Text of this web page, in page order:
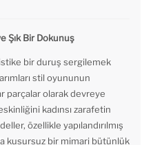
Şık Bir Dokunuş
bir duruş sergilemek
stil oyununun
parçalar olarak devreye
kadınsı zarafetin
özellikle yapılandırılmış
kusursuz bir mimari bütünlük